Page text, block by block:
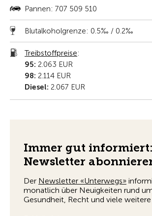
Pannen: 707 509 510
Blutalkoholgrenze: 0.5‰ / 0.2‰
Treibstoffpreise:
95: 2.063 EUR
98: 2.114 EUR
Diesel: 2.067 EUR